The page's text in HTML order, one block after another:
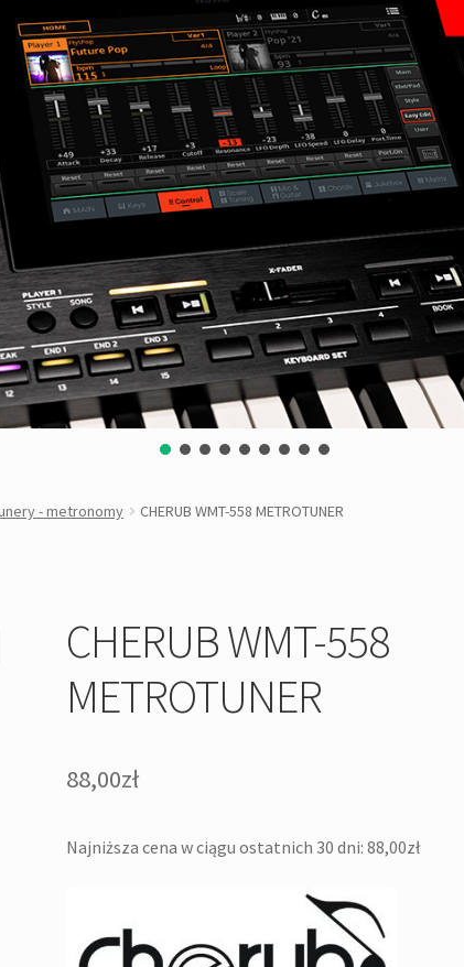
- metronomy CHERUB WMT-558 METROTUNER
CHERUB WMT-558
METROTUNER
88,00zł
Najniższa cena w ciągu ostatnich 30 dni:88,00zł